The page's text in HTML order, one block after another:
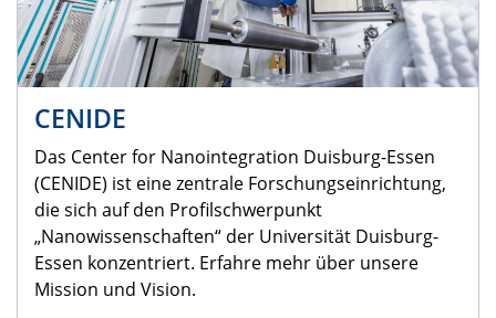
CENIDE
Das Center for Nanointegration Duisburg-Essen
(CENIDE) ist eine zentrale Forschungseinrichtung,
die sich auf den Profilschwerpunkt
„Nanowissenschaften“ der Universität Duisburg-
Essen konzentriert. Erfahre mehr über unsere
Mission und Vision.